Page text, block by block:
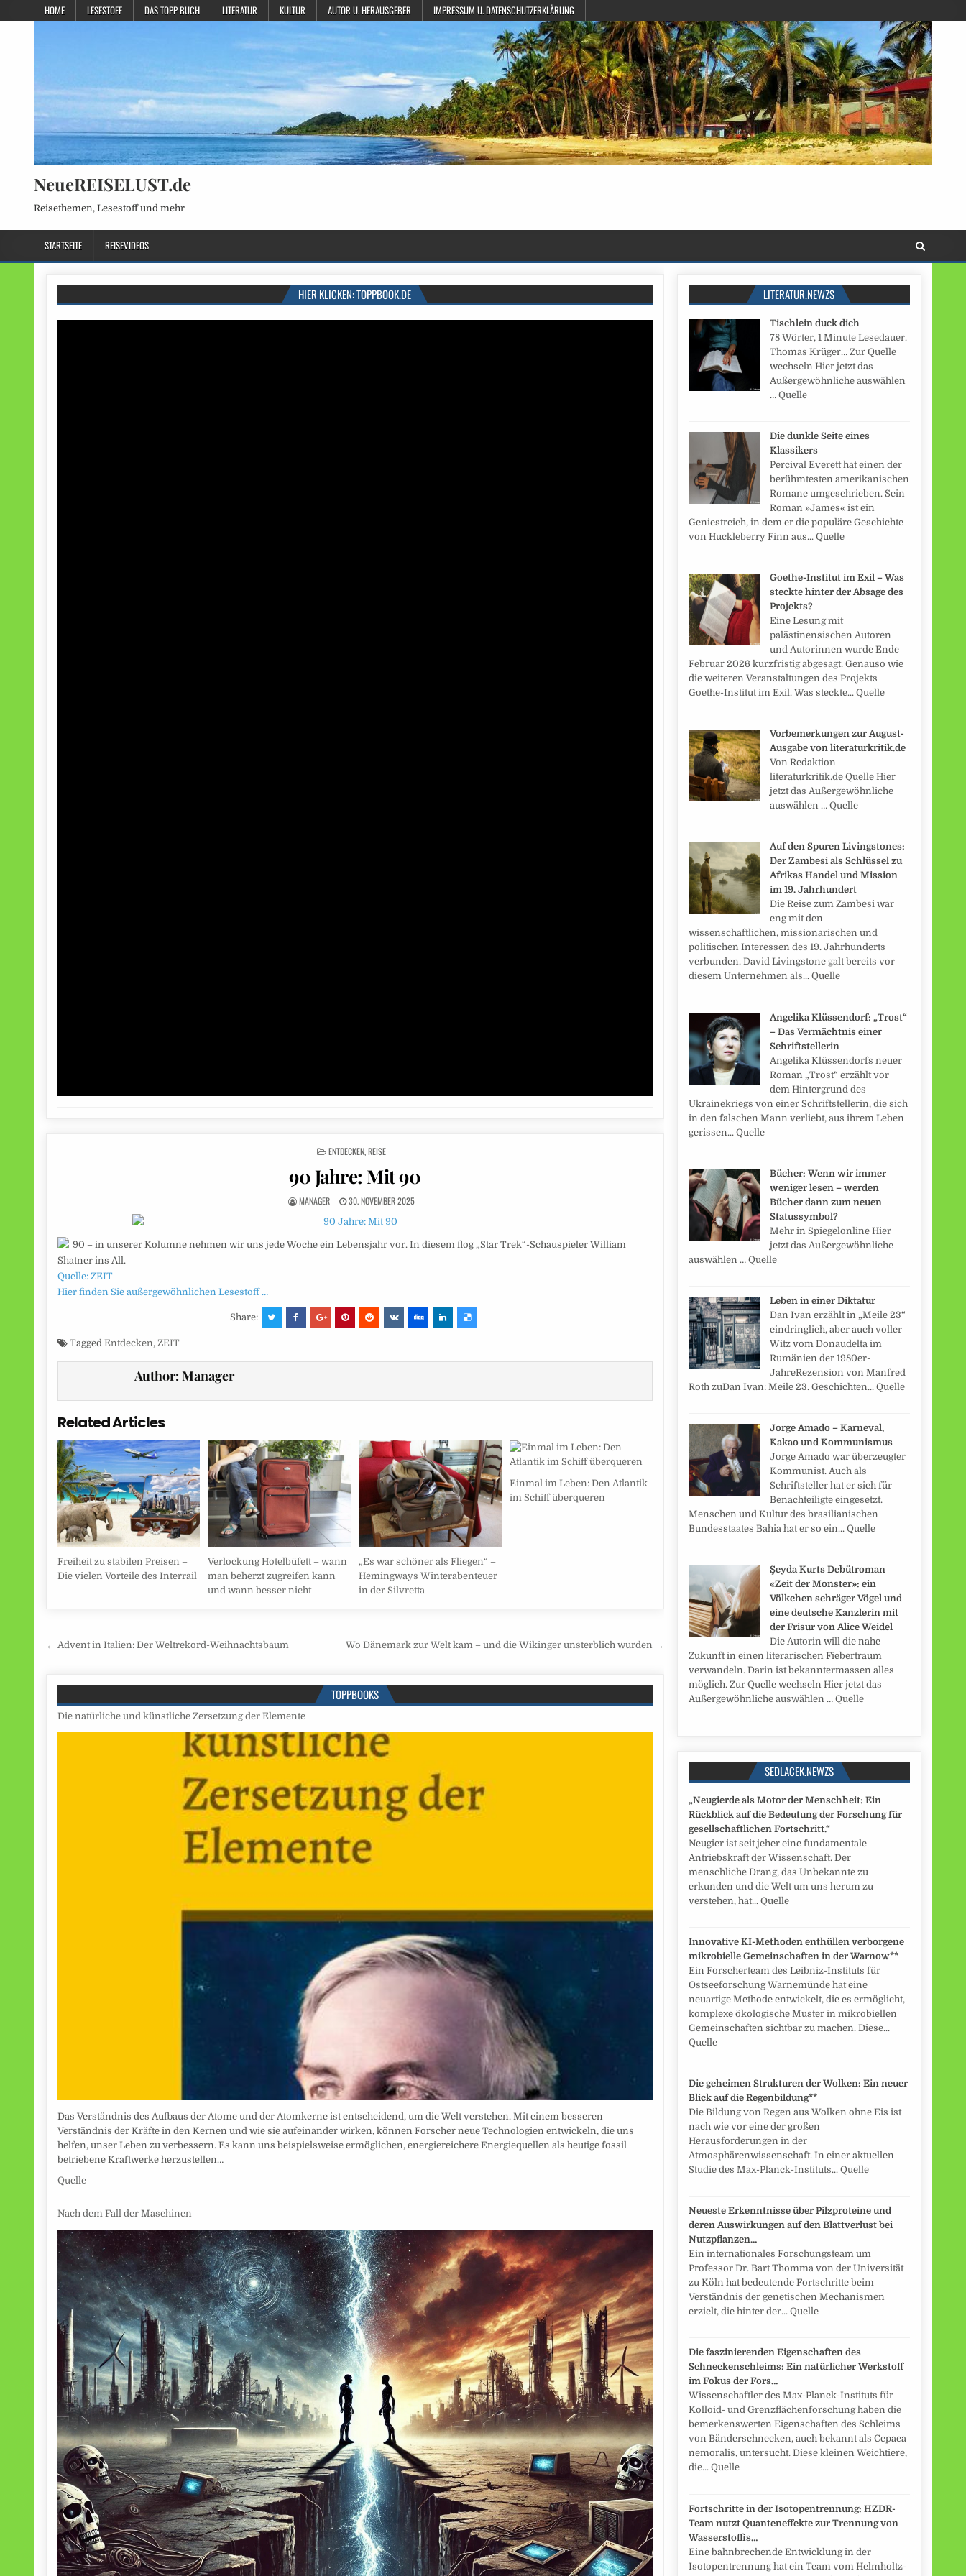
HOME LESESTOFF DAS TOPP BUCH LITERATUR KULTUR AUTOR U. HERAUSGEBER IMPRESSUM U. DATENSCHUTZERKLÄRUNG
NeueREISELUST.de
Reisethemen, Lesestoff und mehr
STARTSEITE REISEVIDEOS
HIER KLICKEN: TOPPBOOK.DE
POSTED
ENTDECKEN,REISE
90 Jahre: Mit 90
MANAGER 30. NOVEMBER 2025
90 – in unserer Kolumne nehmen wir uns jede Woche ein Lebensjahr vor. In diesem flog „Star Trek“-Schauspieler William
Shatner ins All.
Quelle: ZEIT
Hier finden Sie außergewöhnlichen Lesestoff …
Share:
Tagged Entdecken, ZEIT
Author:Manager
Related Articles
Freiheit zu stabilen Preisen –
Die vielen Vorteile des Interrail
Verlockung Hotelbüfett – wann
man beherzt zugreifen kann
und wann besser nicht
„Es war schöner als Fliegen“ –
Hemingways Winterabenteuer
in der Silvretta
Einmal im Leben: Den Atlantik
im Schiff überqueren
Beitragsnavigation
← Advent in Italien: Der Weltrekord-Weihnachtsbaum Wo Dänemark zur Welt kam – und die Wikinger unsterblich wurden →
TOPPBOOKS
Die natürliche und künstliche Zersetzung der Elemente
Das Verständnis des Aufbaus der Atome und der Atomkerne ist entscheidend, um die Welt verstehen. Mit einem besseren
Verständnis der Kräfte in den Kernen und wie sie aufeinander wirken, können Forscher neue Technologien entwickeln, die uns
helfen, unser Leben zu verbessern. Es kann uns beispielsweise ermöglichen, energiereichere Energiequellen als heutige fossil
betriebene Kraftwerke herzustellen…
Quelle
Nach dem Fall der Maschinen
LITERATUR.NEWZS
Tischlein duck dich
78 Wörter, 1 Minute Lesedauer.
Thomas Krüger… Zur Quelle
wechseln Hier jetzt das
Außergewöhnliche auswählen
… Quelle
Die dunkle Seite eines
Klassikers
Percival Everett hat einen der
berühmtesten amerikanischen
Romane umgeschrieben. Sein
Roman »James« ist ein
Geniestreich, in dem er die populäre Geschichte
von Huckleberry Finn aus... Quelle
Goethe-Institut im Exil – Was
steckte hinter der Absage des
Projekts?
Eine Lesung mit
palästinensischen Autoren
und Autorinnen wurde Ende
Februar 2026 kurzfristig abgesagt. Genauso wie
die weiteren Veranstaltungen des Projekts
Goethe-Institut im Exil. Was steckte... Quelle
Vorbemerkungen zur August-
Ausgabe von literaturkritik.de
Von Redaktion
literaturkritik.de Quelle Hier
jetzt das Außergewöhnliche
auswählen … Quelle
Auf den Spuren Livingstones:
Der Zambesi als Schlüssel zu
Afrikas Handel und Mission
im 19. Jahrhundert
Die Reise zum Zambesi war
eng mit den
wissenschaftlichen, missionarischen und
politischen Interessen des 19. Jahrhunderts
verbunden. David Livingstone galt bereits vor
diesem Unternehmen als... Quelle
Angelika Klüssendorf: „Trost“
– Das Vermächtnis einer
Schriftstellerin
Angelika Klüssendorfs neuer
Roman „Trost“ erzählt vor
dem Hintergrund des
Ukrainekriegs von einer Schriftstellerin, die sich
in den falschen Mann verliebt, aus ihrem Leben
gerissen... Quelle
Bücher: Wenn wir immer
weniger lesen – werden
Bücher dann zum neuen
Statussymbol?
Mehr in Spiegelonline Hier
jetzt das Außergewöhnliche
auswählen … Quelle
Leben in einer Diktatur
Dan Ivan erzählt in „Meile 23“
eindringlich, aber auch voller
Witz vom Donaudelta im
Rumänien der 1980er-
JahreRezension von Manfred
Roth zuDan Ivan: Meile 23. Geschichten... Quelle
Jorge Amado – Karneval,
Kakao und Kommunismus
Jorge Amado war überzeugter
Kommunist. Auch als
Schriftsteller hat er sich für
Benachteiligte eingesetzt.
Menschen und Kultur des brasilianischen
Bundesstaates Bahia hat er so ein... Quelle
Şeyda Kurts Debütroman
«Zeit der Monster»: ein
Völkchen schräger Vögel und
eine deutsche Kanzlerin mit
der Frisur von Alice Weidel
Die Autorin will die nahe
Zukunft in einen literarischen Fiebertraum
verwandeln. Darin ist bekanntermassen alles
möglich. Zur Quelle wechseln Hier jetzt das
Außergewöhnliche auswählen … Quelle
SEDLACEK.NEWZS
„Neugierde als Motor der Menschheit: Ein
Rückblick auf die Bedeutung der Forschung für
gesellschaftlichen Fortschritt.“
Neugier ist seit jeher eine fundamentale
Antriebskraft der Wissenschaft. Der
menschliche Drang, das Unbekannte zu
erkunden und die Welt um uns herum zu
verstehen, hat... Quelle
Innovative KI-Methoden enthüllen verborgene
mikrobielle Gemeinschaften in der Warnow**
Ein Forscherteam des Leibniz-Instituts für
Ostseeforschung Warnemünde hat eine
neuartige Methode entwickelt, die es ermöglicht,
komplexe ökologische Muster in mikrobiellen
Gemeinschaften sichtbar zu machen. Diese...
Quelle
Die geheimen Strukturen der Wolken: Ein neuer
Blick auf die Regenbildung**
Die Bildung von Regen aus Wolken ohne Eis ist
nach wie vor eine der großen
Herausforderungen in der
Atmosphärenwissenschaft. In einer aktuellen
Studie des Max-Planck-Instituts... Quelle
Neueste Erkenntnisse über Pilzproteine und
deren Auswirkungen auf den Blattverlust bei
Nutzpflanzen…
Ein internationales Forschungsteam um
Professor Dr. Bart Thomma von der Universität
zu Köln hat bedeutende Fortschritte beim
Verständnis der genetischen Mechanismen
erzielt, die hinter der... Quelle
Die faszinierenden Eigenschaften des
Schneckenschleims: Ein natürlicher Werkstoff
im Fokus der Fors…
Wissenschaftler des Max-Planck-Instituts für
Kolloid- und Grenzflächenforschung haben die
bemerkenswerten Eigenschaften des Schleims
von Bänderschnecken, auch bekannt als Cepaea
nemoralis, untersucht. Diese kleinen Weichtiere,
die... Quelle
Fortschritte in der Isotopentrennung: HZDR-
Team nutzt Quanteneffekte zur Trennung von
Wasserstoffis…
Eine bahnbrechende Entwicklung in der
Isotopentrennung hat ein Team vom Helmholtz-